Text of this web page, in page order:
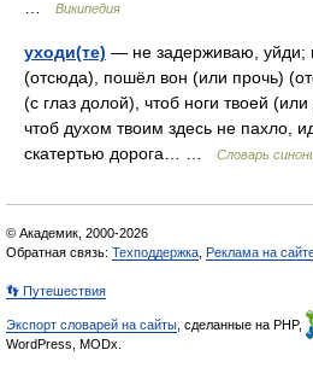
Википедия
уходи(те) — не задерживаю, уйди;
(отсюда), пошёл вон (или прочь)
(с глаз долой), чтоб ноги твоей
чтоб духом твоим здесь не пахло,
скатертью дорога… …
Словарь
© Академик, 2000-2026
Обратная связь: Техподдержка Реклама на
👣 Путешествия
Экспорт словарей на сайты , сделанные на PHP,
WordPress, MODx.